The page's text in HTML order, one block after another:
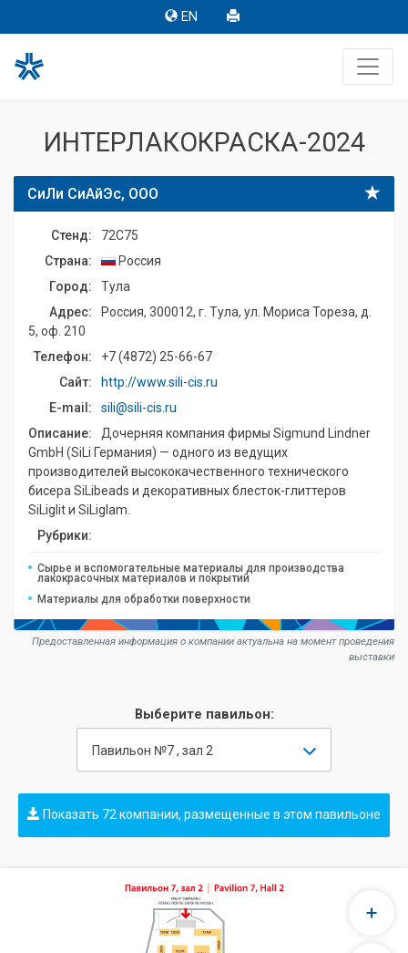
EN
ИНТЕРЛАКОКРАСКА-2024
СиЛи СиАйЭс, ООО
Стенд:
72C75
Страна:
Россия
Город:
Тула
Адрес:
Россия, 300012, г. Тула, ул. Мориса Тореза, д.
5, оф. 210
Телефон:
+7 (4872) 25-66-67
Сайт:
http://www.sili-cis.ru
E-mail:
sili@sili-cis.ru
Описание:
Дочерняя компания фирмы Sigmund Lindner
GmbH (SiLi Германия) — одного из ведущих
производителей высококачественного технического
бисера SiLibeads и декоративных блесток-глиттеров
SiLiglit и SiLiglam.
Рубрики:
Сырье и вспомогательные материалы для производства
лакокрасочных материалов и покрытий
Материалы для обработки поверхности
Предоставленная информация о компании актуальна на момент проведения
выставки
Выберите павильон:
Павильон №7 , зал 2
Показать 72 компании, размещенные в этом павильоне